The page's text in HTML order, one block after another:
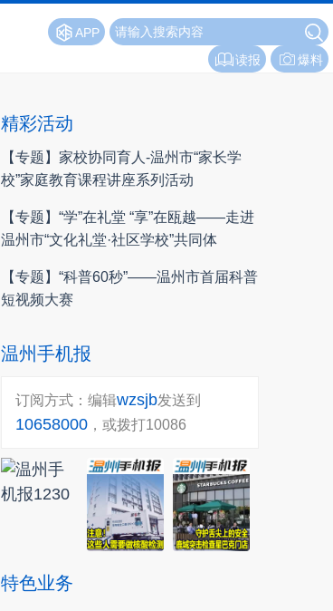
APP
爆料
读报
精彩活动
【专题】家校协同育人-温州市“家长学
校”家庭教育课程讲座系列活动
【专题】“学”在礼堂 “享”在瓯越——走进
温州市“文化礼堂·社区学校”共同体
【专题】“科普60秒”——温州市首届科普
短视频大赛
温州手机报
订阅方式：编辑wzsjb发送到
10658000 ，或拨打10086
特色业务